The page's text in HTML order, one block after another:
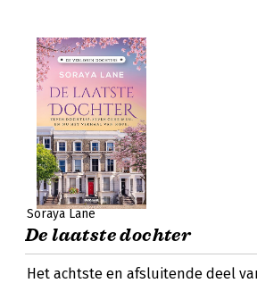
Soraya Lane
De laatste dochter
Het achtste en afsluitende deel